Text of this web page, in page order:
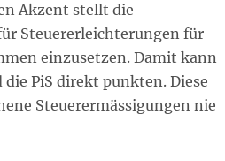
Akzent stellt die
Steuererleichterungen für
einzusetzen. Damit kann
die PiS direkt punkten. Diese
Steuerermässigungen nie